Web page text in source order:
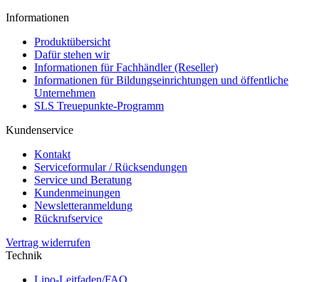
Informationen
Produktübersicht
Dafür stehen wir
Informationen für Fachhändler (Reseller)
Informationen für Bildungseinrichtungen und öffentliche
Unternehmen
SLS Treuepunkte-Programm
Kundenservice
Kontakt
Serviceformular / Rücksendungen
Service und Beratung
Kundenmeinungen
Newsletteranmeldung
Rückrufservice
Vertrag widerrufen
Technik
Lipo-Leitfaden/FAQ